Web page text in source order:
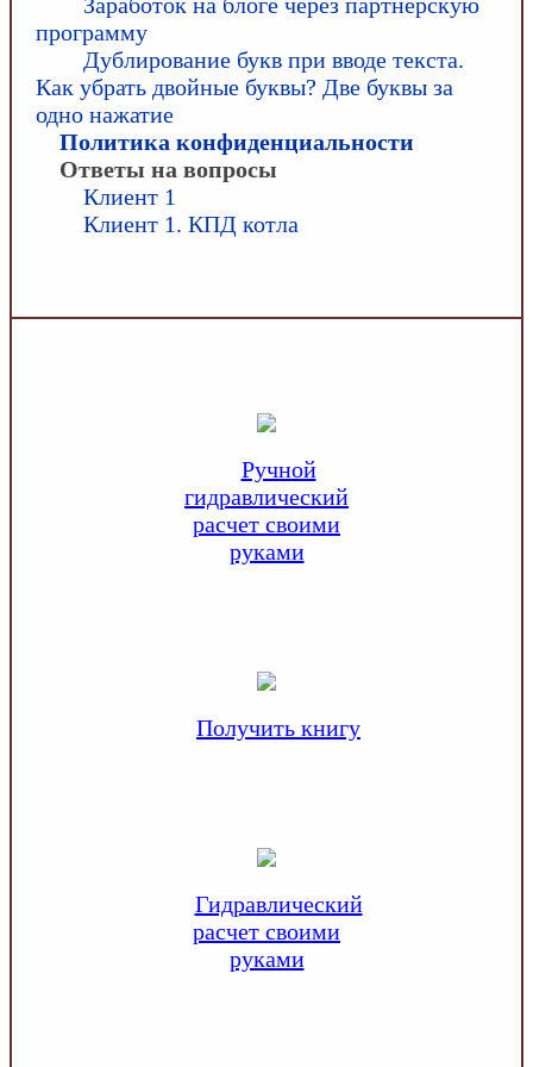
программу
Дублирование букв при вводе текста.
Как убрать двойные буквы? Две буквы за
одно нажатие
Политика конфиденциальности
Ответы на вопросы
Клиент 1
Клиент 1. КПД котла
Ручной
гидравлический
расчет своими
руками
Получить книгу
Гидравлический
расчет своими
руками